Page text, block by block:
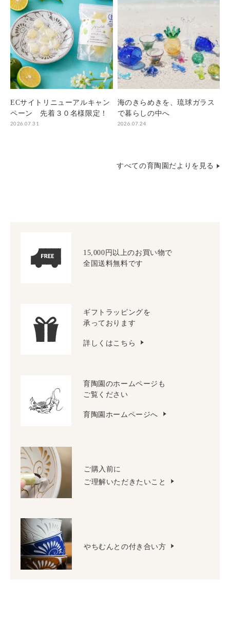
ECサイトリニューアルキャン
ペーン 先着３０名様限定！
2026.07.31
海のきらめきを、琉球ガラス
で暮らしの中へ
2026.07.24
すべての育陶園だよりを見る
15,000円以上のお買い物で
全国送料無料です
ギフトラッピングを
承っております
詳しくはこちら
育陶園のホームページも
ご覧ください
育陶園ホームページへ
ご購入前に
ご理解いただきたいこと
やちむんとの付き合い方